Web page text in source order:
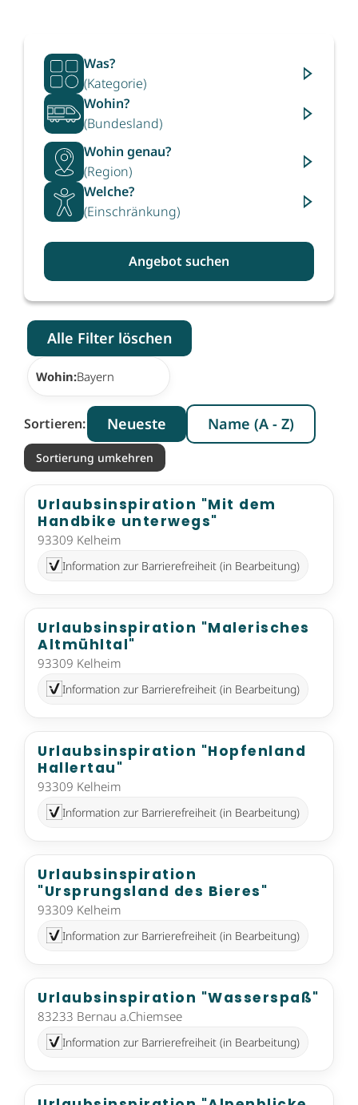
Was?
(Kategorie)
Wohin?
(Bundesland)
Wohin genau?
(Region)
Welche?
(Einschränkung)
Angebot suchen
Alle Filter löschen
Wohin:Bayern
Sortieren: Neueste Name (A - Z)
Sortierung umkehren
Urlaubsinspiration "Mit dem
Handbike unterwegs"
93309 Kelheim
Information zur Barrierefreiheit (in Bearbeitung)
Urlaubsinspiration "Malerisches
Altmühltal"
93309 Kelheim
Information zur Barrierefreiheit (in Bearbeitung)
Urlaubsinspiration "Hopfenland
Hallertau"
93309 Kelheim
Information zur Barrierefreiheit (in Bearbeitung)
Urlaubsinspiration
"Ursprungsland des Bieres"
93309 Kelheim
Information zur Barrierefreiheit (in Bearbeitung)
Urlaubsinspiration "Wasserspaß"
83233 Bernau a.Chiemsee
Information zur Barrierefreiheit (in Bearbeitung)